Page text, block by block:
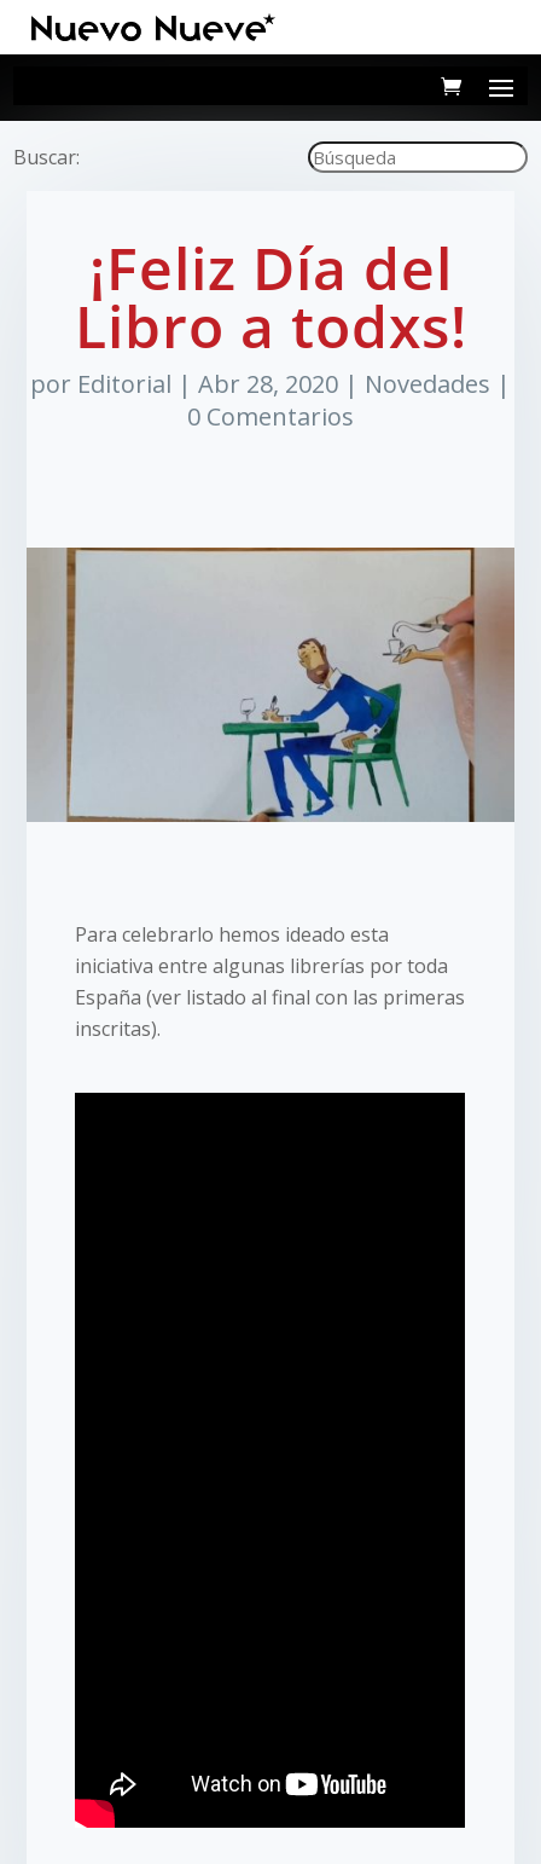
Buscar:
¡Feliz Día del
Libro a todxs!
por Editorial | Abr 28, 2020 | Novedades |
0 Comentarios
Para celebrarlo hemos ideado esta
iniciativa entre algunas librerías por toda
España (ver listado al final con las primeras
inscritas).